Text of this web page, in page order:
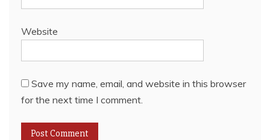
Website
Save my name, email, and website in this browser
for the next time I comment.